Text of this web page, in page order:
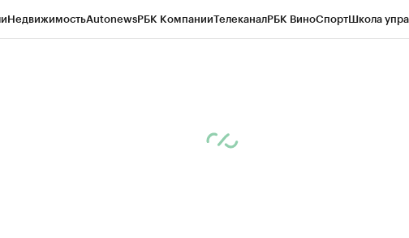
НедвижимостьAutonewsРБК КомпанииТелеканалРБК ВиноСпортШкола